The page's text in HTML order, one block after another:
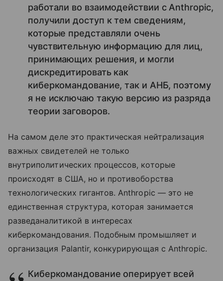
работали во взаимодействии с Anthropic,
получили доступ к тем сведениям,
которые представляли очень
чувствительную информацию для лиц,
принимающих решения, и могли
дискредитировать как
киберкомандование, так и АНБ, поэтому
я не исключаю такую версию из разряда
теории заговоров.
На самом деле это практическая нейтрализация
важных свидетелей не только
внутриполитических процессов, которые
происходят в США, но и противоборства
технологических гигантов. Anthropic — это не
единственная структура, которая занимается
разведаналитикой в интересах
киберкомандования. Подобным промышляет и
организация Palantir, конкурирующая с Anthropic.
Киберкомандование оперирует всей